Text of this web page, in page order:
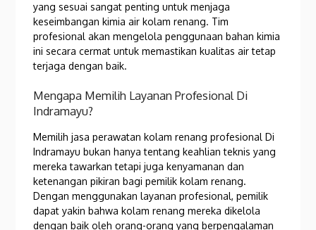
yang sesuai sangat penting untuk menjaga
keseimbangan kimia air kolam renang. Tim
profesional akan mengelola penggunaan bahan kimia
ini secara cermat untuk memastikan kualitas air tetap
terjaga dengan baik.
Mengapa Memilih Layanan Profesional Di
Indramayu?
Memilih jasa perawatan kolam renang profesional Di
Indramayu bukan hanya tentang keahlian teknis yang
mereka tawarkan tetapi juga kenyamanan dan
ketenangan pikiran bagi pemilik kolam renang.
Dengan menggunakan layanan profesional, pemilik
dapat yakin bahwa kolam renang mereka dikelola
dengan baik oleh orang-orang yang berpengalaman